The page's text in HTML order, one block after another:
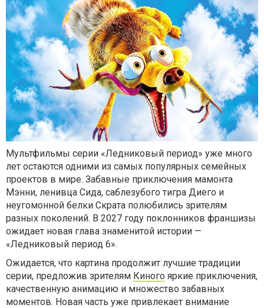
Мультфильмы серии «Ледниковый период» уже много
лет остаются одними из самых популярных семейных
проектов в мире. Забавные приключения мамонта
Мэнни, ленивца Сида, саблезубого тигра Диего и
неугомонной белки Скрата полюбились зрителям
разных поколений. В 2027 году поклонников франшизы
ожидает новая глава знаменитой истории —
«Ледниковый период 6».
Ожидается, что картина продолжит лучшие традиции
серии, предложив зрителям Киного яркие приключения,
качественную анимацию и множество забавных
моментов. Новая часть уже привлекает внимание